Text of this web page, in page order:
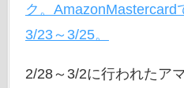
ク。AmazonMastercard
3/23～3/25。
2/28～3/2に行われたア